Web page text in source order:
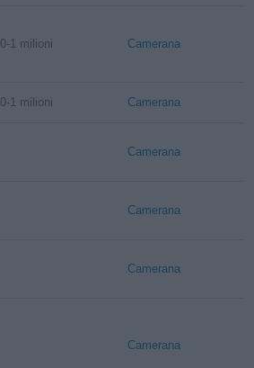
0-1 milioni Camerana
0-1 milioni Camerana
Camerana
Camerana
Camerana
Camerana